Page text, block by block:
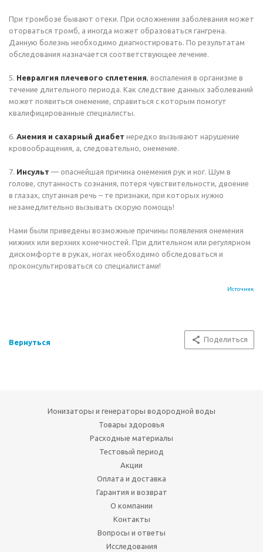
При тромбозе бывают отеки. При осложнении заболевания может
оторваться тромб, а иногда может образоваться гангрена.
Данную болезнь необходимо диагностировать. По результатам
обследования назначается соответствующее лечение.
5. Невралгия плечевого сплетения , воспаления в организме в
течение длительного периода. Как следствие данных заболеваний
может появиться онемение, справиться с которым помогут
квалифицированные специалисты.
6. Анемия и сахарный диабет нередко вызывают нарушение
кровообращения, а, следовательно, онемение.
7. Инсульт — опаснейшая причина онемения рук и ног. Шум в
голове, спутанность сознания, потеря чувствительности, двоение
в глазах, спутанная речь – те признаки, при которых нужно
незамедлительно вызывать скорую помощь!
Нами были приведены возможные причины появления онемения
нижних или верхних конечностей. При длительном или регулярном
дискомфорте в руках, ногах необходимо обследоваться и
проконсультироваться со специалистами!
Источник
Вернуться Поделиться
Ионизаторы и генераторы водородной воды
Товары здоровья
Расходные материалы
Тестовый период
Акции
Оплата и доставка
Гарантия и возврат
О компании
Контакты
Вопросы и ответы
Исследования